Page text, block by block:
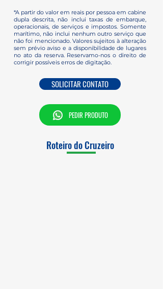
*A partir do valor em reais por pessoa em cabine
dupla descrita, não inclui taxas de embarque,
operacionais, de serviços e impostos. Somente
marítimo, não inclui nenhum outro serviço que
não foi mencionado. Valores sujeitos à alteração
sem prévio aviso e a disponibilidade de lugares
no ato da reserva. Reservamo-nos o direito de
corrigir possíveis erros de digitação.
SOLICITAR CONTATO
PEDIR PRODUTO
Roteiro do Cruzeiro